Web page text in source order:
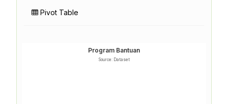
Pivot Table
Program Bantuan
Source: Dataset